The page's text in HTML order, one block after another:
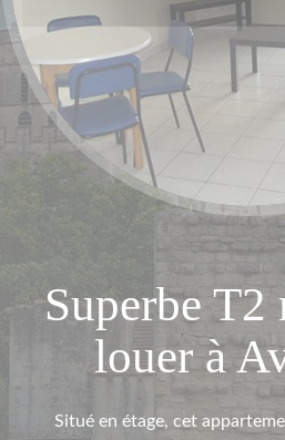
Superbe T2
louer à
Situé en étage, cet